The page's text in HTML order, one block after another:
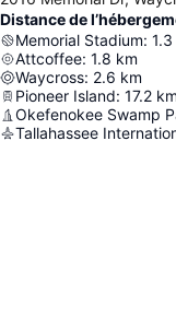
Distance de
Memorial Stadium: 1.3
Attcoffee: 1.8 km
Waycross: 2.6 km
Pioneer Island: 17.2 km
Okefenokee Swamp
Tallahassee